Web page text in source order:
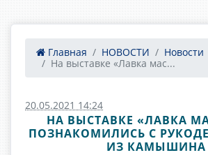
Главная НОВОСТИ
Новости
На выставке «Лавка мас...
20.05.2021 14:24
НА ВЫСТАВКЕ «ЛАВКА
ПОЗНАКОМИЛИСЬ С
ИЗ КАМЫШИНА